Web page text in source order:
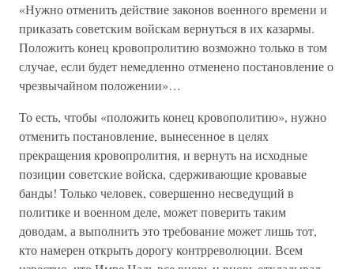
«Нужно отменить действие законов военного времени и
приказать советским войскам вернуться в их казармы.
Положить конец кровопролитию возможно только в том
случае, если будет немедленно отменено постановление о
чрезвычайном положении»…
То есть, чтобы «положить конец кровополитию», нужно
отменить постановление, вынесенное в целях
прекращения кровопролития, и вернуть на исходные
позиции советские войска, сдерживающие кровавые
банды! Только человек, совершенно несведущий в
политике и военном деле, может поверить таким
доводам, а выполнить это требование может лишь тот,
кто намерен открыть дорогу контрреволюции. Всем